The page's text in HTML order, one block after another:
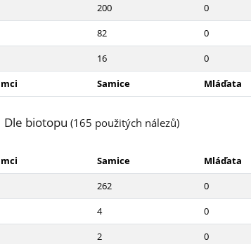
200 0
82 0
16 0
Samice Mláďata
Dle biotopu(165 použitých nálezů)
Samice Mláďata
262 0
4 0
2 0